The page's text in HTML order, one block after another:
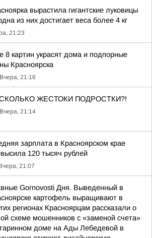
вырастила гигантские луковицы
из них достигает веса более 4 кг
21:23
8 картин украсят дома и подпорные
Красноярска
Вчера, 21:16
ЖЕСТОКИ ПОДРОСТКИ?!
Вчера, 21:14
зарплата в Красноярском крае
120 тысяч рублей
21:07
Gornovosti Дня. Выведенный в
картофель выращивают в
регионах Красноярцам рассказали о
схеме мошенников с «заменой счета»
доме на Ады Лебедевой в